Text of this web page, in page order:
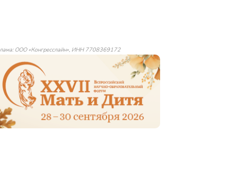
ООО «Конгресслайн», ИНН 7708369172